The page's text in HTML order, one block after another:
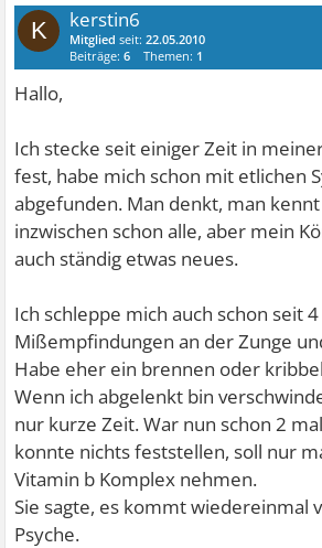
K kerstin6
Mitglied seit:22.05.2010
Beiträge:6 Themen: 1
Hallo,
Ich stecke seit einiger Zeit in
fest, habe mich schon mit etlichen
abgefunden. Man denkt, man
inzwischen schon alle, aber mein
auch ständig etwas neues.
Ich schleppe mich auch schon seit
Mißempfindungen an der Zunge
Habe eher ein brennen oder
Wenn ich abgelenkt bin
nur kurze Zeit. War nun schon 2
konnte nichts feststellen, soll nur
Vitamin b Komplex nehmen.
Sie sagte, es kommt wiedereinmal
Psyche.